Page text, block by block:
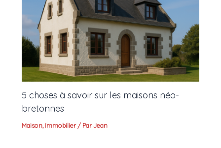
5 choses à savoir sur les maisons néo-
bretonnes
Maison,Immobilier/ ParJean